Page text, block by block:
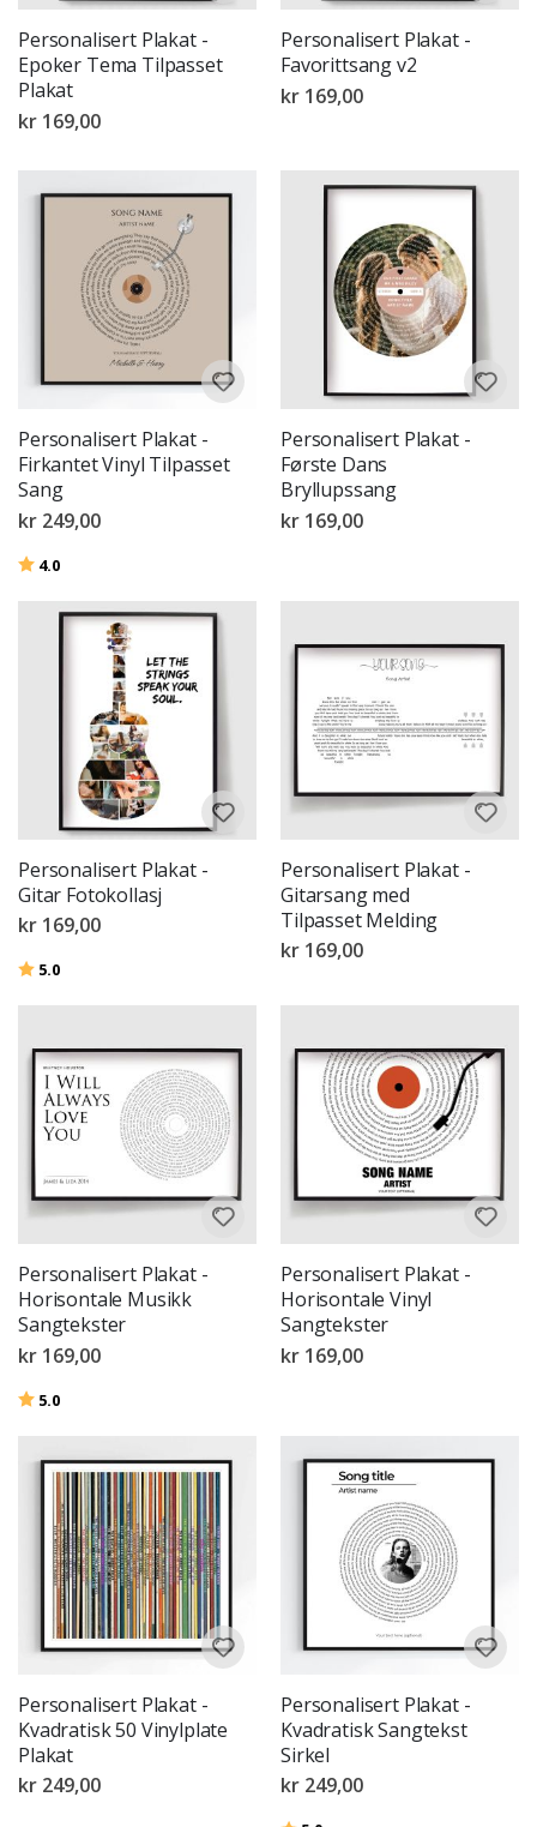
Personalisert Plakat -
Epoker Tema Tilpasset
Plakat
kr 169,00
Personalisert Plakat -
Favorittsang v2
kr 169,00
Personalisert Plakat -
Firkantet Vinyl Tilpasset
Sang
kr 249,00
Karakter:
4.0
Personalisert Plakat -
Første Dans
Bryllupssang
kr 169,00
Personalisert Plakat -
Gitar Fotokollasj
kr 169,00
Karakter:
5.0
Personalisert Plakat -
Gitarsang med
Tilpasset Melding
kr 169,00
Personalisert Plakat -
Horisontale Musikk
Sangtekster
kr 169,00
Karakter:
5.0
Personalisert Plakat -
Horisontale Vinyl
Sangtekster
kr 169,00
Personalisert Plakat -
Kvadratisk 50 Vinylplate
Plakat
kr 249,00
Personalisert Plakat -
Kvadratisk Sangtekst
Sirkel
kr 249,00